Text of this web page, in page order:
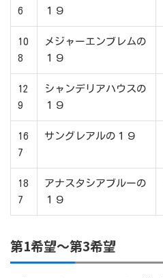
6 １９
10
8
メジャーエンブレムの
１９
12
9
シャンデリアハウスの
１９
16
7
サングレアルの１９
18
7
アナスタシアブルーの
１９
第1希望～第3希望